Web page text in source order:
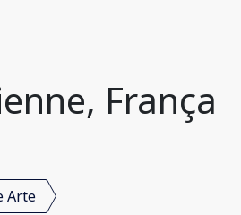
França
Arte